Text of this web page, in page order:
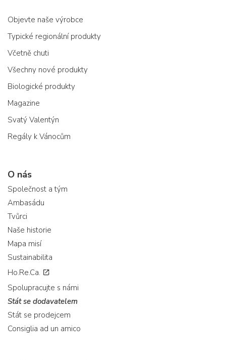
Objevte naše výrobce
Typické regionální produkty
Včetně chuti
Všechny nové produkty
Biologické produkty
Magazine
Svatý Valentýn
Regály k Vánocům
O nás
Společnost a tým
Ambasádu
Tvůrci
Naše historie
Mapa misí
Sustainabilita
Ho.Re.Ca.
Spolupracujte s námi
Stát se dodavatelem
Stát se prodejcem
Consiglia ad un amico